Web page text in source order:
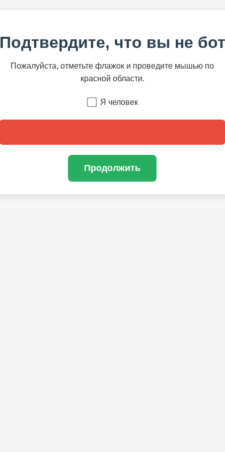
Подтвердите, что вы не бот
Пожалуйста, отметьте флажок и проведите мышью по
красной области.
Я человек
Продолжить